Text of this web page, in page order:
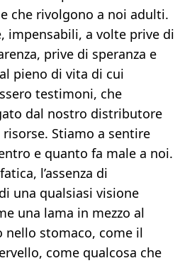
che rivolgono a noi adulti.
impensabili, a volte prive di
prive di speranza e
pieno di vita di cui
testimoni, che
dal nostro distributore
Stiamo a sentire
e quanto fa male a noi.
l’assenza di
una qualsiasi visione
una lama in mezzo al
stomaco, come il
come qualcosa che